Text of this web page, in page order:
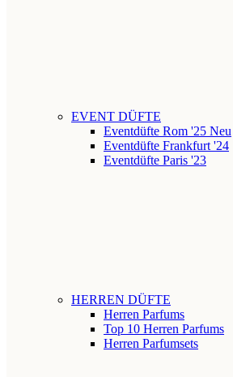
EVENT DÜFTE
Eventdüfte Rom '25 Neu
Eventdüfte Frankfurt '24
Eventdüfte Paris '23
HERREN DÜFTE
Herren Parfums
Top 10 Herren Parfums
Herren Parfumsets